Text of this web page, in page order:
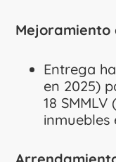
Mejoramiento
Entrega
en 2025)
18